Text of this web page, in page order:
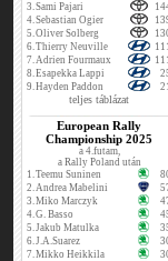
3.Sami Pajari
4.Sebastian Ogier
5.Oliver Solberg
6.Thierry Neuville
7.Adrien Fourmaux
8.Esapekka Lappi
9.Hayden Paddon
teljes táblázat
European Rally
Championship 2025
a 4.futam,
a Rally Poland után
1.Teemu Suninen
2.Andrea Mabelini
3.Miko Marczyk
4.G. Basso
5.Jakub Matulka
6.J.A.Suarez
7.Mikko Heikkila